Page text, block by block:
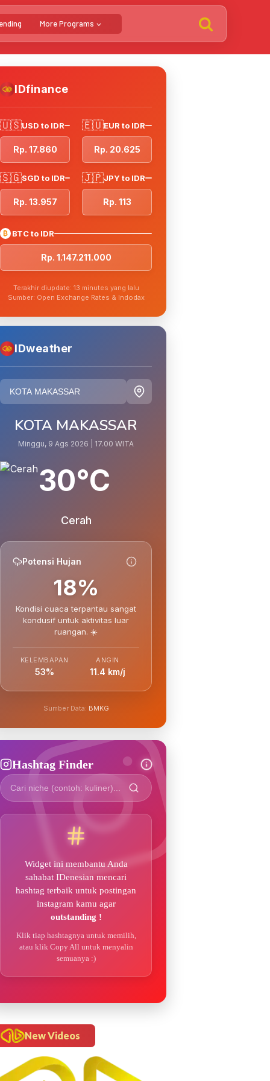
More Programs
IDfinance
🇺🇸USD to IDR
Rp. 17.860
🇪🇺EUR to IDR
Rp. 20.625
🇸🇬SGD to IDR
Rp. 13.957
🇯🇵JPY to IDR
Rp. 113
₿ BTC to IDR
Rp. 1.147.211.000
Terakhir diupdate: 13 minutes yang lalu
Sumber: Open Exchange Rates & Indodax
IDweather
KOTA MAKASSAR
Minggu, 9 Ags 2026 | 17.00 WITA
30°C
Cerah
Potensi Hujan
18%
Kondisi cuaca terpantau sangat
kondusif untuk aktivitas luar
ruangan. ☀️
KELEMBAPAN
53%
ANGIN
11.4 km/j
Sumber Data: BMKG
Hashtag Finder
Widget ini membantu Anda
sahabat IDenesian mencari
hashtag terbaik untuk postingan
instagram kamu agar
outstanding !
Klik tiap hashtagnya untuk memilih,
atau klik Copy All untuk menyalin
semuanya :)
New Videos